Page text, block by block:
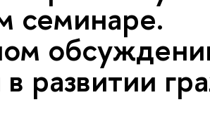
семинаре.
развитии